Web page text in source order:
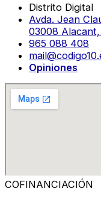
Distrito Digital
Avda. Jean
03008
965 088 408
Opiniones
COFINANCIACIÓN